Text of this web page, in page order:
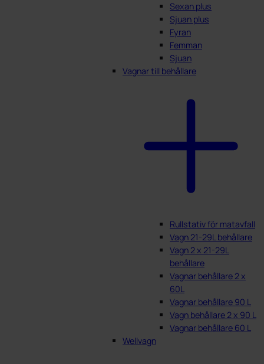
Sexan plus
Sjuan plus
Fyran
Femman
Sjuan
Vagnar till behållare
Rullstativ för matavfall
Vagn 21-29L behållare
Vagn 2 x 21-29L
behållare
Vagnar behållare 2 x
60L
Vagnar behållare 90 L
Vagn behållare 2 x 90 L
Vagnar behållare 60 L
Wellvagn